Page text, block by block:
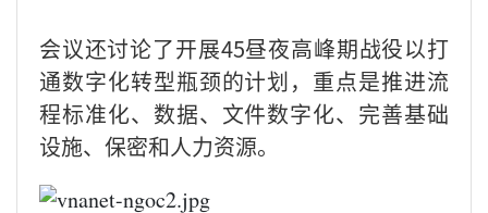
会议还讨论了开展45昼夜高峰期战役以打
通数字化转型瓶颈的计划，重点是推进流
程标准化、数据、文件数字化、完善基础
设施、保密和人力资源。